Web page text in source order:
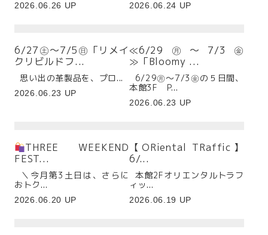
2026.06.26 UP 2026.06.24 UP
6/27㊏～7/5㊐「リメイ
クリビルドフ...
思い出の革製品を、プロ...
2026.06.23 UP
≪6/29㊊～7/3㊎
≫「Bloomy ...
6/29㊊～7/3㊎の５日間、
本館3F P...
2026.06.23 UP
THREE WEEKEND
FEST...
＼今月第3土日は、さらに
おトク...
2026.06.20 UP
【ORiental TRaffic】
6/...
本館2Fオリエンタルトラフ
ィッ...
2026.06.19 UP